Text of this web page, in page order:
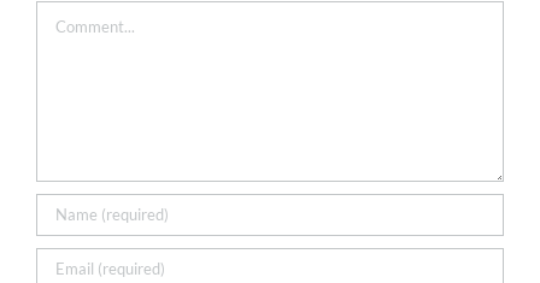
Comment